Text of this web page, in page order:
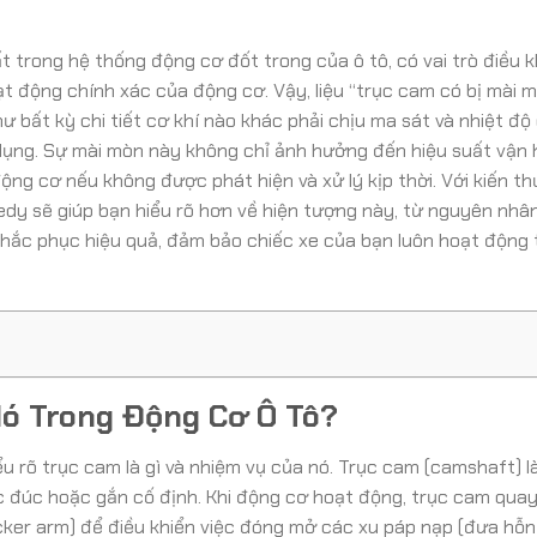
trong hệ thống động cơ đốt trong của ô tô, có vai trò điều
động chính xác của động cơ. Vậy, liệu “trục cam có bị mài
bất kỳ chi tiết cơ khí nào khác phải chịu ma sát và nhiệt
Sự mài mòn này không chỉ ảnh hưởng đến hiệu suất vận
cơ nếu không được phát hiện và xử lý kịp thời. Với kiến
sẽ giúp bạn hiểu rõ hơn về hiện tượng này, từ nguyên
phục hiệu quả, đảm bảo chiếc xe của bạn luôn hoạt
Trong Động Cơ Ô Tô?
rõ trục cam là gì và nhiệm vụ của nó. Trục cam (camshaft)
hoặc gắn cố định. Khi động cơ hoạt động, trục cam
arm) để điều khiển việc đóng mở các xu páp nạp (đưa